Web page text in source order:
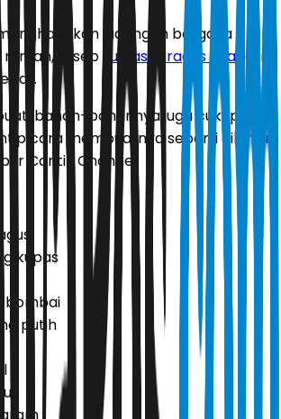
hidangan bergaya
rumah, resep sup asparagus udang
ini
bahan-bahannya juga cukup
cara membuatnya seperti dilansir
Cantik Channel.
kupas
bombai
putih